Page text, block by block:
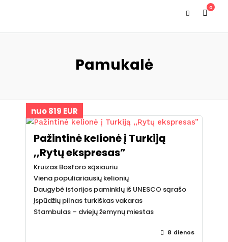
0
Pamukalė
nuo 819 EUR
Pažintinė kelionė į Turkiją
,,Rytų ekspresas”
Kruizas Bosforo sąsiauriu
Viena populiariausių kelionių
Daugybė istorijos paminklų iš UNESCO sąrašo
Įspūdžių pilnas turkiškas vakaras
Stambulas – dviejų žemynų miestas
8 dienos